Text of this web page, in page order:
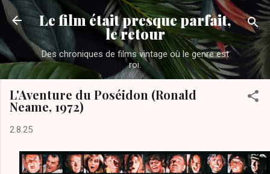
Accéder au contenu principal
Le film était presque parfait,
le retour
Des chroniques de films vintage où le genre est
roi.
L'Aventure du Poséidon (Ronald
Neame, 1972)
2.8.25